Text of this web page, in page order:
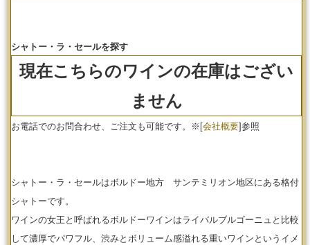
シャトー・ラ・セールを探す
現在こちらのワインの在庫はござい
ません
お電話でのお問合わせ、ご注文も可能です。 ※[会社概要]参照
シャトー・ラ・セールはボルドー地方 サンテミリオン地区にある格付
シャトーです。
ワインの女王と呼ばれるボルドーワインはライバルブルゴーニュと比較
して濃厚でパワフル、渋みとボリューム感溢れる重いワインというイメ